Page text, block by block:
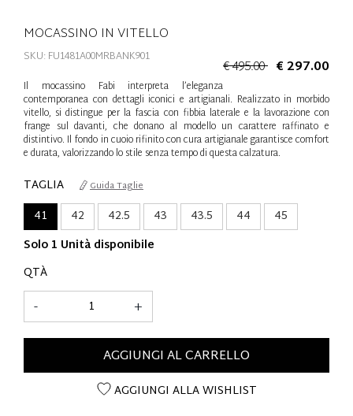
MOCASSINO IN VITELLO
€ 495.00 € 297.00
SKU: FU1481A00MRBANK901
Il mocassino Fabi interpreta l’eleganza
contemporanea con dettagli iconici e artigianali. Realizzato in morbido
vitello, si distingue per la fascia con fibbia laterale e la lavorazione con
frange sul davanti, che donano al modello un carattere raffinato e
distintivo. Il fondo in cuoio rifinito con cura artigianale garantisce comfort
e durata, valorizzando lo stile senza tempo di questa calzatura.
TAGLIA Guida Taglie
41 42 42.5 43 43.5 44
45
Solo 1 Unità disponibile
QTÀ
+
-
AGGIUNGI AL CARRELLO
AGGIUNGI ALLA WISHLIST